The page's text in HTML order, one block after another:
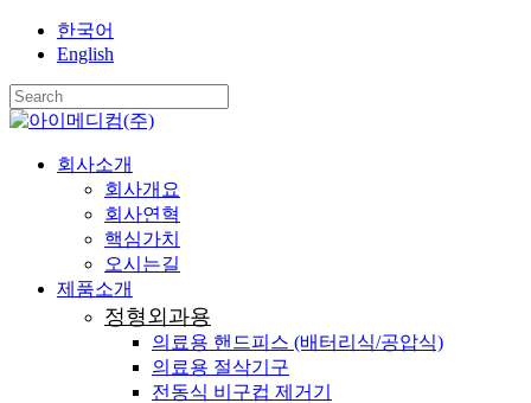
Skip
content
한국어
English
Close
search
Menu
회사소개
회사개요
회사연혁
핵심가치
오시는길
제품소개
정형외과용
의료용 핸드피스 (배터리식/공압식)
의료용 절삭기구
전동식 비구컵 제거기